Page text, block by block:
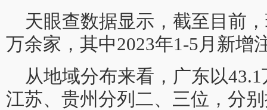
天眼查数据显示，截至目前
万余家，其中2023年1-5月新增
从地域分布来看，广东以
江苏、贵州分列二、三位，分